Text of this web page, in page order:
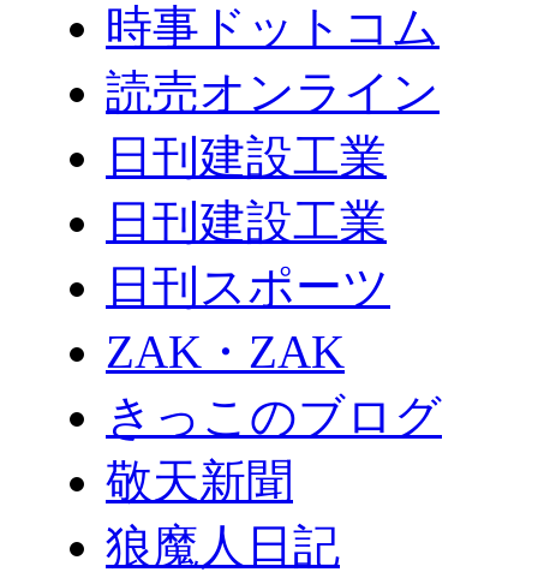
時事ドットコム
読売オンライン
日刊建設工業
日刊建設工業
日刊スポーツ
ZAK・ZAK
きっこのブログ
敬天新聞
狼魔人日記